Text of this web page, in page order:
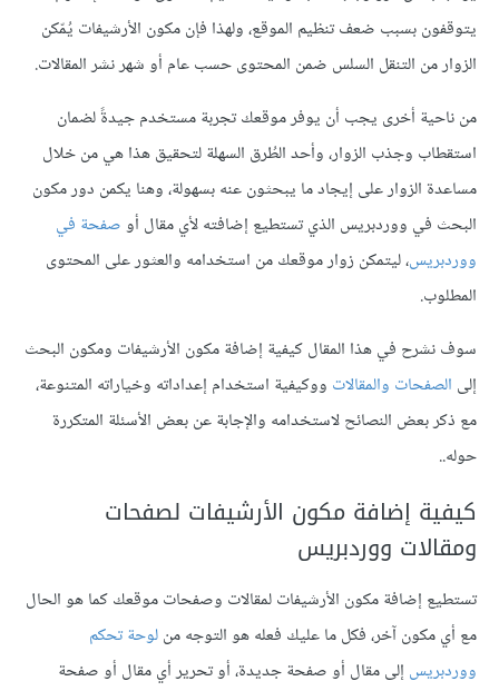
يتوقفون بسبب ضعف تنظيم الموقع، ولهذا فإن مكون الأرشيفات يُمّكن
الزوار من التنقل السلس ضمن المحتوى حسب عام أو شهر نشر المقالات.
من ناحية أخرى يجب أن يوفر موقعك تجربة مستخدم جيدةً لضمان
استقطاب وجذب الزوار، وأحد الطُرق السهلة لتحقيق هذا هي من خلال
مساعدة الزوار على إيجاد ما يبحثون عنه بسهولة، وهنا يكمن دور مكون
البحث في ووردبريس الذي تستطيع إضافته لأي مقال أوصفحة في
ووردبريس، ليتمكن زوار موقعك من استخدامه والعثور على المحتوى
المطلوب.
سوف نشرح في هذا المقال كيفية إضافة مكون الأرشيفات ومكون البحث
إلى الصفحات والمقالات ووكيفية استخدام إعداداته وخياراته المتنوعة،
مع ذكر بعض النصائح لاستخدامه والإجابة عن بعض الأسئلة المتكررة
حوله..
كيفية إضافة مكون الأرشيفات لصفحات
ومقالات ووردبريس
تستطيع إضافة مكون الأرشيفات لمقالات وصفحات موقعك كما هو الحال
مع أي مكون آخر، فكل ما عليك فعله هو التوجه منلوحة تحكم
ووردبريس إلى مقال أو صفحة جديدة، أو تحرير أي مقال أو صفحة